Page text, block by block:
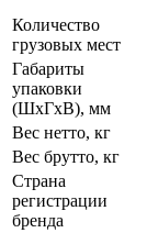
Количество
грузовых мест
Габариты
упаковки
(ШхГхВ), мм
Вес нетто, кг
Вес брутто, кг
Страна
регистрации
бренда